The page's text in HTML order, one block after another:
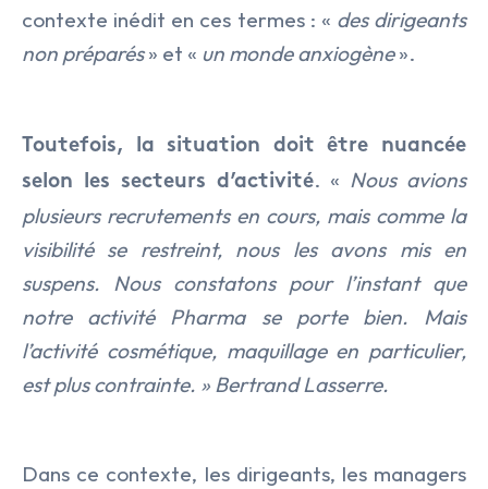
contexte inédit en ces termes : « des dirigeants
non préparés» et « un monde anxiogène».
Toutefois, la situation doit être nuancée
selon les secteurs d’activité. « Nous avions
plusieurs recrutements en cours, mais comme la
visibilité se restreint, nous les avons mis en
suspens. Nous constatons pour l’instant que
notre activité Pharma se porte bien. Mais
l’activité cosmétique, maquillage en particulier,
est plus contrainte. » Bertrand Lasserre.
Dans ce contexte, les dirigeants, les managers
Présentation
NOS EXPERTISES
Audit & Conseil RH
Executive Search
Management de Transition &
Transformation des
NOS DOMAINES
Environnement et Energies
Facility Management
Finance
IA & Data
NOS OFFRES
Contact